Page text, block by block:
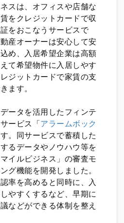
スは、オフィスや店舗な
をクレジットカードで収
をおこなうサービスで
産オーナーは安心して安
め、入居希望企業は高額
て希望物件に入居しやす
ジットカードで家賃の支
ます。
ータを活用したフィンテ
ービス「アラームボック
。同サービスで蓄積した
るデータやノウハウ等を
イルビジネス」の審査モ
グ機能を開発しました。
率を高めると同時に、入
やすくするなど、早期に
などができる体制を整え